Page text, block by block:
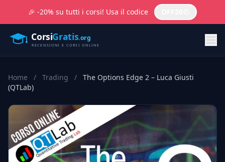
🎉 -20% su tutti i corsi! Usa il codice
Home / Trading /
The Options Edge 2 – Luca Giusti
(QTLab)